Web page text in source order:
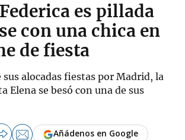
es pillada
con una chica en
de fiesta
alocadas fiestas por Madrid, la
Elena se besó con una de sus
Añádenos en Google